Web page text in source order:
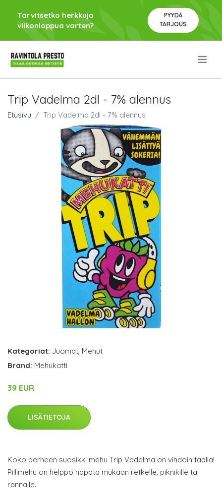
Tarvitsetko herkkuja
viikonloppua varten?
PYYDÄ
TARJOUS
Trip Vadelma 2dl - 7% alennus
Etusivu Trip Vadelma 2dl - 7% alennus
Kategoriat: Juomat, Mehut
Brand: Mehukatti
39 EUR
LISÄTIETOJA
Koko perheen suosikki mehu Trip Vadelma on vihdoin täällä!
Pillimehu on helppo napata mukaan retkelle, piknikille tai
rannalle.